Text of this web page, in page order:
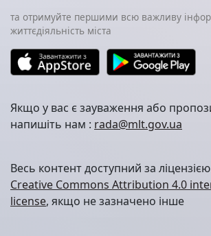
та отримуйте першими всю важливу
життєдіяльність міста
Якщо у вас є зауваження або
напишіть нам : rada@mlt.gov.ua
Весь контент доступний за ліцензією
Creative Commons Attribution 4.0
license, якщо не зазначено інше